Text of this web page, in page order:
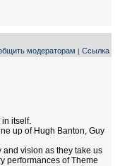
модераторам | Ссылка
itself.
up of Hugh Banton, Guy
vision as they take us
performances of Theme